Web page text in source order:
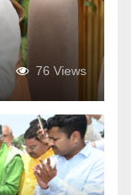
76 Views